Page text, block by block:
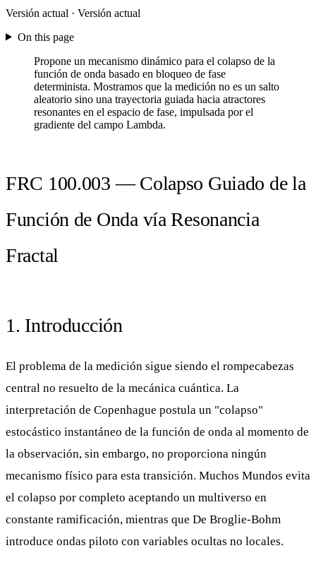
Versión actual · Versión actual
On this page
Propone un mecanismo dinámico para el colapso de la
función de onda basado en bloqueo de fase
determinista. Mostramos que la medición no es un salto
aleatorio sino una trayectoria guiada hacia atractores
resonantes en el espacio de fase, impulsada por el
gradiente del campo Lambda.
FRC 100.003 — Colapso Guiado de la
Función de Onda vía Resonancia
Fractal
1. Introducción
El problema de la medición sigue siendo el rompecabezas
central no resuelto de la mecánica cuántica. La
interpretación de Copenhague postula un "colapso"
estocástico instantáneo de la función de onda al momento de
la observación, sin embargo, no proporciona ningún
mecanismo físico para esta transición. Muchos Mundos evita
el colapso por completo aceptando un multiverso en
constante ramificación, mientras que De Broglie-Bohm
introduce ondas piloto con variables ocultas no locales.